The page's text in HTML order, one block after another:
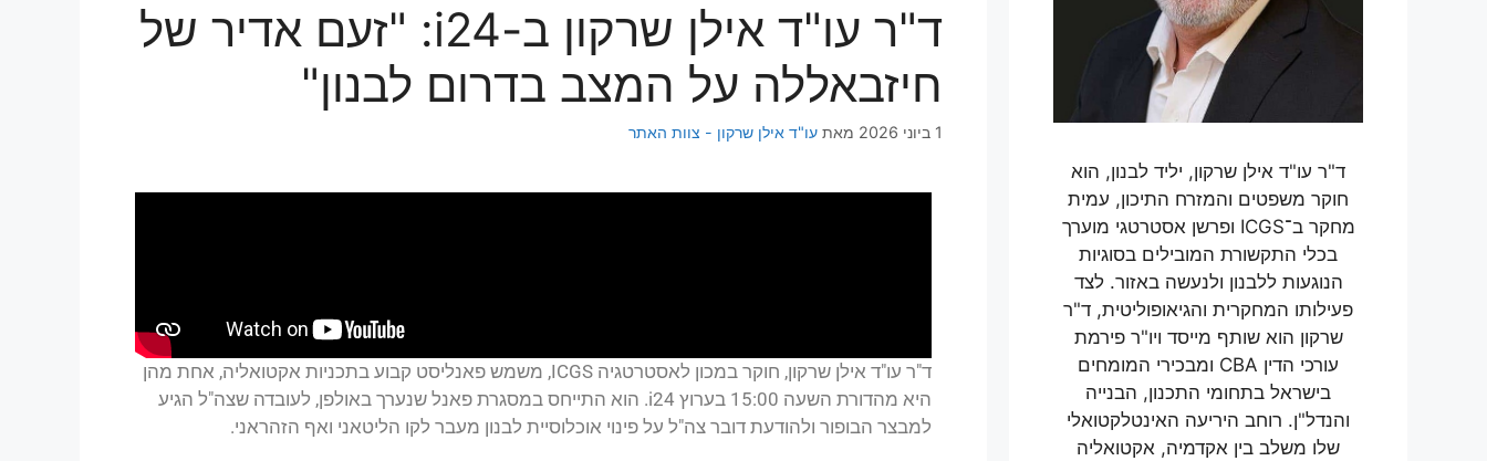
ד"ר עו"ד אילן שרקון ב-i24: "זעם אדיר של
חיזבאללה על המצב בדרום לבנון"
1 ביוני 2026 מאת עו"ד אילן שרקון - צוות האתר
ד"ר עו"ד אילן שרקון, חוקר במכון לאסטרטגיה ICGS, משמש פאנליסט קבוע בתכניות אקטואליה, אחת מהן
היא מהדורת השעה 15:00 בערוץ i24. הוא התייחס במסגרת פאנל שנערך באולפן, לעובדה שצה"ל הגיע
למבצר הבופור ולהודעת דובר צה"ל על פינוי אוכלוסיית לבנון מעבר לקו הליטאני ואף הזהראני.
ד"ר עו"ד אילן שרקון, יליד לבנון, הוא
חוקר משפטים והמזרח התיכון, עמית
מחקר ב־ICGS ופרשן אסטרטגי מוערך
בכלי התקשורת המובילים בסוגיות
הנוגעות ללבנון ולנעשה באזור. לצד
פעילותו המחקרית והגיאופוליטית, ד"ר
שרקון הוא שותף מייסד ויו"ר פירמת
עורכי הדין CBA ומבכירי המומחים
בישראל בתחומי התכנון, הבנייה
והנדל"ן. רוחב היריעה האינטלקטואלי
שלו משלב בין אקדמיה, אקטואליה